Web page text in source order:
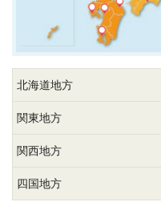
北海道地方
関東地方
関西地方
四国地方